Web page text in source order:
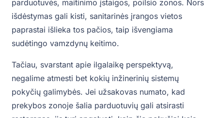
parduotuvės, maitinimo įstaigos, poilsio zonos. Nors
išdėstymas gali kisti, sanitarinės įrangos vietos
paprastai išlieka tos pačios, taip išvengiama
sudėtingo vamzdynų keitimo.
Tačiau, svarstant apie ilgalaikę perspektyvą,
negalime atmesti bet kokių inžinerinių sistemų
pokyčių galimybės. Jei užsakovas numato, kad
prekybos zonoje šalia parduotuvių gali atsirasti